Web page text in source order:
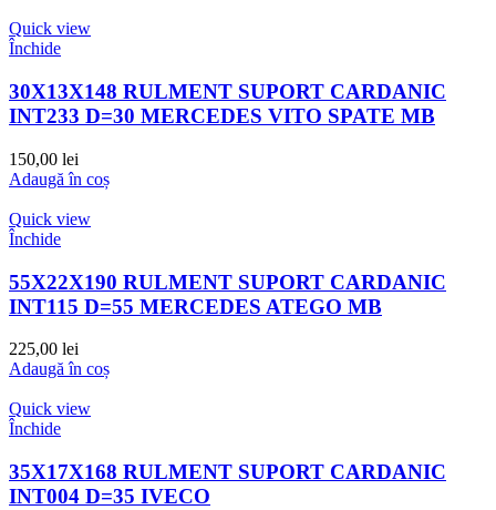
Quick view
Închide
30X13X148 RULMENT SUPORT CARDANIC
INT233 D=30 MERCEDES VITO SPATE MB
150,00 lei
Adaugă în coș
Quick view
Închide
55X22X190 RULMENT SUPORT CARDANIC
INT115 D=55 MERCEDES ATEGO MB
225,00 lei
Adaugă în coș
Quick view
Închide
35X17X168 RULMENT SUPORT CARDANIC
INT004 D=35 IVECO